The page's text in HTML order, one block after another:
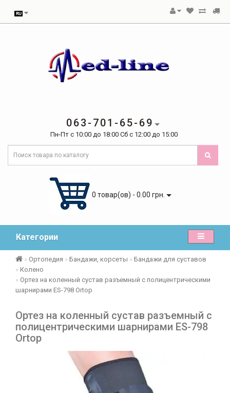
063-701-65-69
Пн-Пт с 10:00 до 18:00 Сб с 12:00 до 15:00
0 товар(ов) - 0.00 грн.
Категории
Ортопедия Бандажи, корсеты
Бандажи для суставов
Колено
Ортез на коленный сустав разъемный с полицентрическими
шарнирами ES-798 Ortop
Ортез на коленный сустав разъемный с
полицентрическими шарнирами ES-798
Ortop